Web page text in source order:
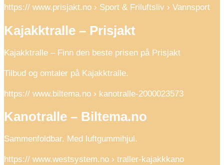
https:// www.prisjakt.no › Sport & Friluftsliv › Vannsport
Kajakktralle – Prisjakt
Kajakktralle – Finn den beste prisen på Prisjakt
Tilbud og omtaler på Kajakktralle.
https:// www.biltema.no › kanotralle-2000023573
Kanotralle – Biltema.no
Sammenfoldbar. Med luftgummihjul.
https:// www.westsystem.no › traller-kajakkkano